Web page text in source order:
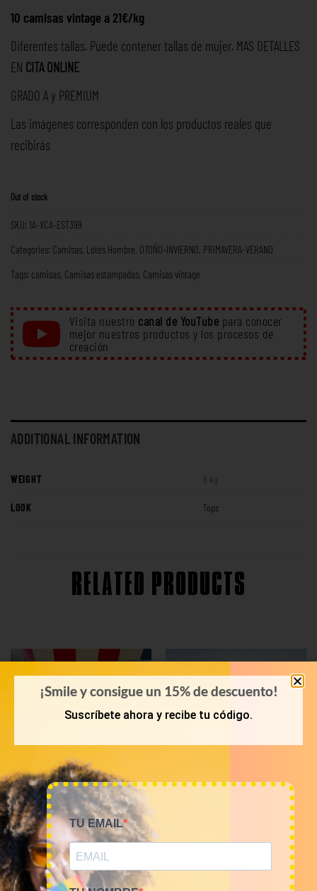
10 camisas vintage a 21€/kg
Diferentes tallas. Puede contener tallas de mujer. MAS DETALLES
EN CITA ONLINE
GRADO A y PREMIUM
Las imágenes corresponden con los productos reales que
recibirás
Out of stock
SKU: 1A-XCA-EST399
Categories: Camisas Lotes Hombre OTOÑO-INVIERNO PRIMAVERA-VERANO
Tags: camisas Camisas estampadas Camisas vintage
Visita nuestro canal de YouTube para conocer
mejor nuestros productos y los procesos de
creación
ADDITIONAL INFORMATION
WEIGHT 6 kg
LOOK Tops
RELATED PRODUCTS
PRIMAVERA-VERANO
Bala 45 Kilos camisas
hawaianas 23€/kg
Mix de camisas franela
12€/kg
¡Smile y consigue un 15% de descuento!
Suscríbete ahora y recibe tu código.
TU EMAIL